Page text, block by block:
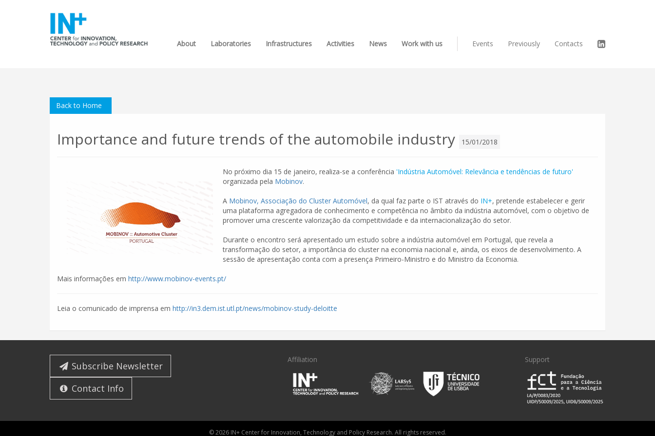
About Laboratories Infrastructures Activities News Work with us Events Previously Contacts
Back to Home
Importance and future trends of the automobile industry 15/01/2018
No próximo dia 15 de janeiro, realiza-se a conferência 'Indústria Automóvel: Relevância e tendências de futuro'
organizada pela Mobinov.
A Mobinov, Associação do Cluster Automóvel, da qual faz parte o IST através do IN+, pretende estabelecer e gerir
uma plataforma agregadora de conhecimento e competência no âmbito da indústria automóvel, com o objetivo de
promover uma crescente valorização da competitividade e da internacionalização do setor.
Durante o encontro será apresentado um estudo sobre a indústria automóvel em Portugal, que revela a
transformação do setor, a importância do cluster na economia nacional e, ainda, os eixos de desenvolvimento. A
sessão de apresentação conta com a presença Primeiro-Ministro e do Ministro da Economia.
Mais informações em http://www.mobinov-events.pt/
Leia o comunicado de imprensa em http://in3.dem.ist.utl.pt/news/mobinov-study-deloitte
Subscribe Newsletter
Contact Info
Affiliation Support
© 2026 IN+ Center for Innovation, Technology and Policy Research. All rights reserved.